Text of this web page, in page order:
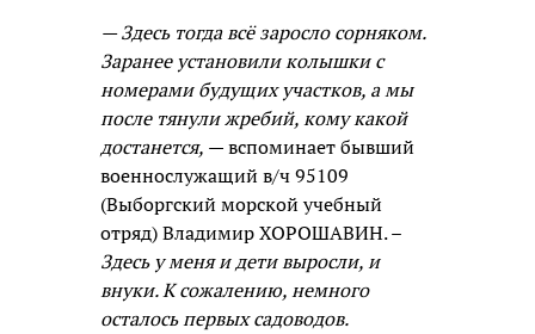
— Здесь тогда всё заросло сорняком.
Заранее установили колышки с
номерами будущих участков, а мы
после тянули жребий, кому какой
достанется, — вспоминает бывший
военнослужащий в/ч 95109
(Выборгский морской учебный
отряд) Владимир ХОРОШАВИН. –
Здесь у меня и дети выросли, и
внуки. К сожалению, немного
осталось первых садоводов.